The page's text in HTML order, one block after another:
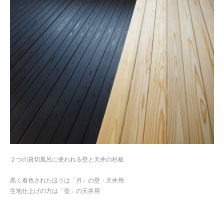
２つの貸切風呂に使われる壁と天井の杉板
黒く着色されたほうは「月」の壁・天井用
生地仕上げの方は「壺」の天井用